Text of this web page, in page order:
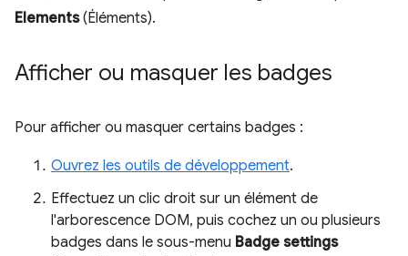
Elements(Éléments).
Afficher ou masquer les badges
Pour afficher ou masquer certains badges :
Ouvrez les outils de développement.
Effectuez un clic droit sur un élément de
l'arborescence DOM, puis cochez un ou plusieurs
badges dans le sous-menu Badge settings